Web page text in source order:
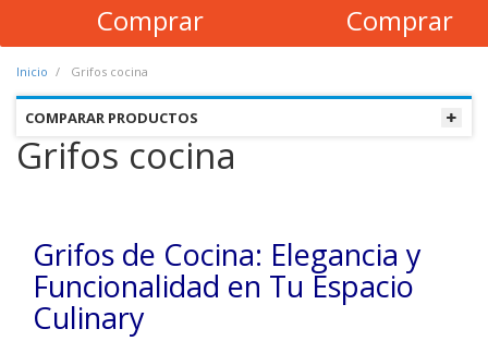
Comprar Comprar
Inicio Grifos cocina
COMPARAR PRODUCTOS
Grifos cocina
Grifos de Cocina: Elegancia y
Funcionalidad en Tu Espacio
Culinary